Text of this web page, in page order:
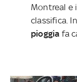
Montreal e
classifica.
pioggia fa